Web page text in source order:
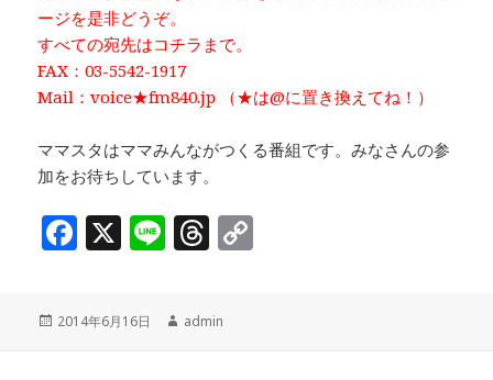
ージを是非どうぞ。
すべての宛先はコチラまで。
FAX：03-5542-1917
Mail：voice★fm840.jp （★は@に置き換えてね！）
ママスタはママみんながつくる番組です。みなさんの参
加をお待ちしています。
F
c
e
X Li
e
T
r
e
投
2014年6月16日
作
admin